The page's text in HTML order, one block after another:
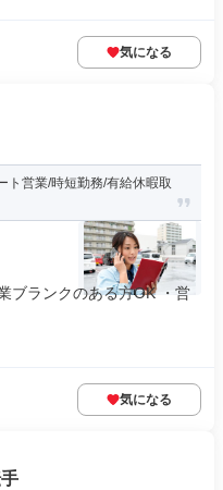
気になる
ト営業/時短勤務/有給休暇取
ブランクのある方OK ・営
気になる